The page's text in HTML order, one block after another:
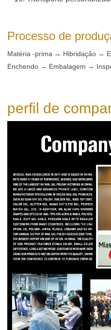
Processo de
Matéria -prima → Hibridação →
Enchendo → Embalagem →
perfil de